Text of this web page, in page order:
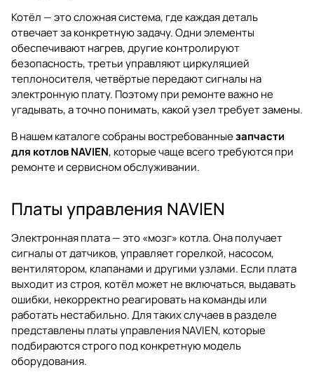
Котёл — это сложная система, где каждая деталь
отвечает за конкретную задачу. Одни элементы
обеспечивают нагрев, другие контролируют
безопасность, третьи управляют циркуляцией
теплоносителя, четвёртые передают сигналы на
электронную плату. Поэтому при ремонте важно не
угадывать, а точно понимать, какой узел требует замены.
В нашем каталоге собраны востребованныезапчасти
для котлов NAVIEN, которые чаще всего требуются при
ремонте и сервисном обслуживании.
Платы управления NAVIEN
Электронная плата — это «мозг» котла. Она получает
сигналы от датчиков, управляет горелкой, насосом,
вентилятором, клапанами и другими узлами. Если плата
выходит из строя, котёл может не включаться, выдавать
ошибки, некорректно реагировать на команды или
работать нестабильно. Для таких случаев в разделе
представлены платы управления NAVIEN, которые
подбираются строго под конкретную модель
оборудования.